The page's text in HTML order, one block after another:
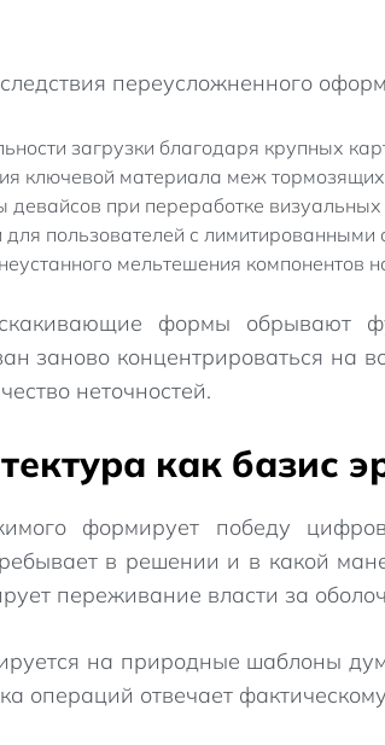
переусложненного
загрузки благодаря крупных
ключевой материала меж
девайсов при переработке
пользователей с лимитированными
мельтешения компонентов
формы обрывают
заново концентрироваться на
неточностей.
как базис
формирует победу
в решении и в какой
переживание власти за
на природные шаблоны
операций отвечает